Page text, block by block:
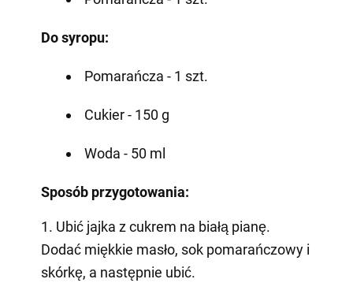
Do syropu:
Pomarańcza - 1 szt.
Cukier - 150 g
Woda - 50 ml
Sposób przygotowania:
1. Ubić jajka z cukrem na białą pianę.
Dodać miękkie masło, sok pomarańczowy i
skórkę, a następnie ubić.